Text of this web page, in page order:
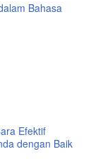
Bahasa
Efektif
dengan Baik